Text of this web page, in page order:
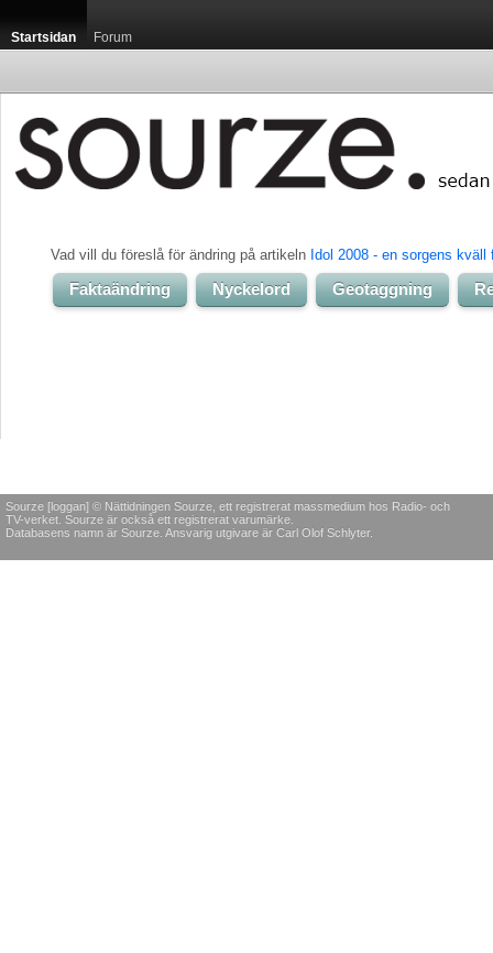
Startsidan Forum
Vad vill du föreslå för ändring på artikeln Idol 2008 - en sorgens kväll
Faktaändring Nyckelord Geotaggning
Sourze [loggan] © Nättidningen Sourze, ett registrerat massmedium hos Radio- och
TV-verket. Sourze är också ett registrerat varumärke.
Databasens namn är Sourze. Ansvarig utgivare är Carl Olof Schlyter.